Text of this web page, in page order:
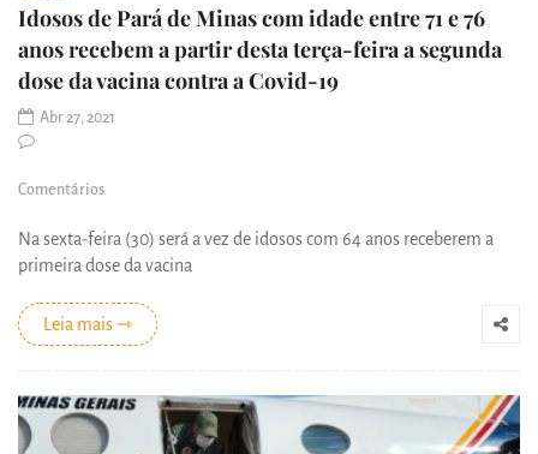
Idosos de Pará de Minas com idade entre 71 e 76
anos recebem a partir desta terça-feira a segunda
dose da vacina contra a Covid-19
Abr 27, 2021
Comentários
Na sexta-feira (30) será a vez de idosos com 64 anos receberem a
primeira dose da vacina
Leia mais ⇾